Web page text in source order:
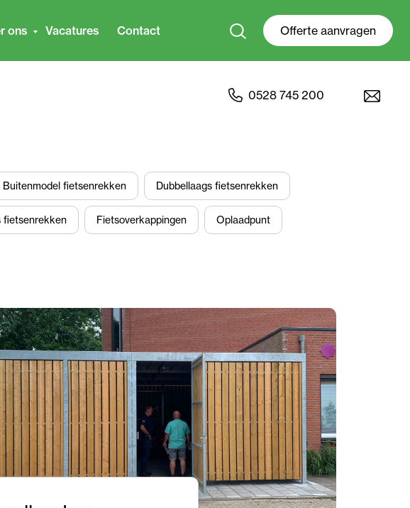
ons Vacatures Contact Offerte aanvragen
0528 745 200
Buitenmodel fietsenrekken Dubbellaags fietsenrekken
fietsenrekken Fietsoverkappingen Oplaadpunt